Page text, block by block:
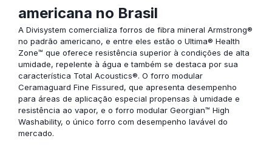
americana no Brasil
A Divisystem comercializa forros de fibra mineral Armstrong®
no padrão americano, e entre eles estão o Ultima® Health
Zone™ que oferece resistência superior à condições de alta
umidade, repelente à água e também se destaca por sua
característica Total Acoustics®. O forro modular
Ceramaguard Fine Fissured, que apresenta desempenho
para áreas de aplicação especial propensas à umidade e
resistência ao vapor, e o forro modular Georgian™ High
Washability, o único forro com desempenho lavável do
mercado.